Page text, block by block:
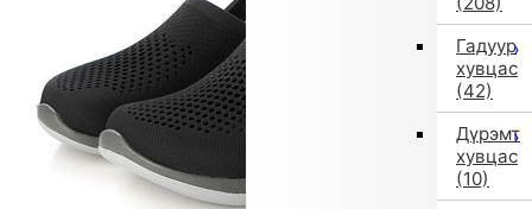
Гадуур
хувцас
(42)
Дүрэмт
хувцас
(10)